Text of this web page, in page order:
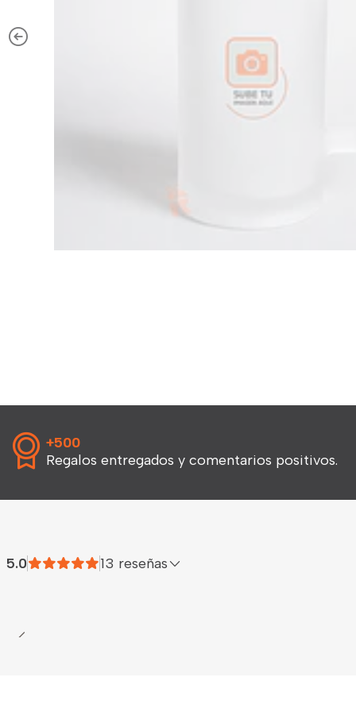
+500
Regalos entregados y comentarios positivos.
5.0 13 reseñas